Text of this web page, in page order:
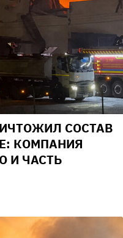
СОСТАВ
КОМПАНИЯ
И ЧАСТЬ